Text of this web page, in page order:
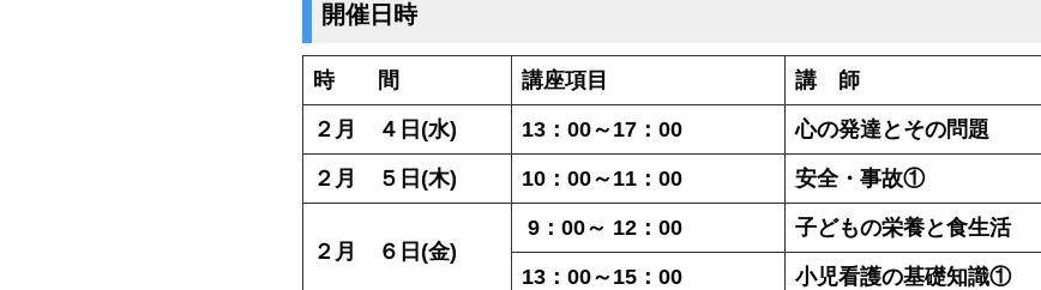
開催日時
時 間 講座項目 講 師
２月 ４日(水) 13 ：00～17：00 心の発達とその問題
２月 ５日(木) 10 ：00～11：00 安全・事故①
２月 ６日(金)
9 ：00～ 12：00 子どもの栄養と食生活
13 ：00～15：00 小児看護の基礎知識①